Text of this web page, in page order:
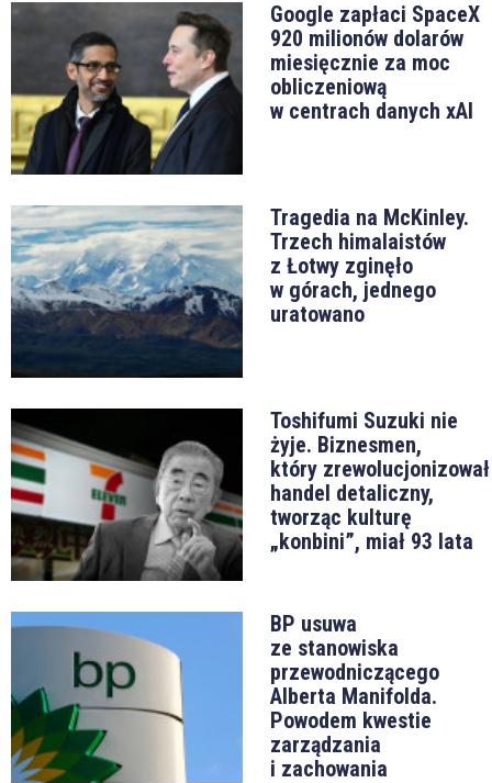
Google zapłaci SpaceX
920 milionów dolarów
miesięcznie za moc
obliczeniową
w centrach danych xAI
Tragedia na McKinley.
Trzech himalaistów
z Łotwy zginęło
w górach, jednego
uratowano
Toshifumi Suzuki nie
żyje. Biznesmen,
który zrewolucjonizował
handel detaliczny,
tworząc kulturę
„konbini”, miał 93 lata
BP usuwa
ze stanowiska
przewodniczącego
Alberta Manifolda.
Powodem kwestie
zarządzania
i zachowania